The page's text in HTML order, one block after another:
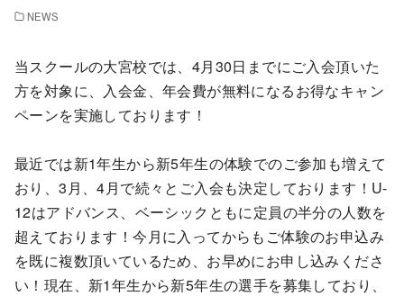
NEWS
当スクールの大宮校では、4月30日までにご入会頂いた
方を対象に、入会金、年会費が無料になるお得なキャン
ペーンを実施しております！
最近では新1年生から新5年生の体験でのご参加も増えて
おり、3月、4月で続々とご入会も決定しております！U-
12はアドバンス、ベーシックともに定員の半分の人数を
超えております！今月に入ってからもご体験のお申込み
を既に複数頂いているため、お早めにお申し込みくださ
い！現在、新1年生から新5年生の選手を募集しており、